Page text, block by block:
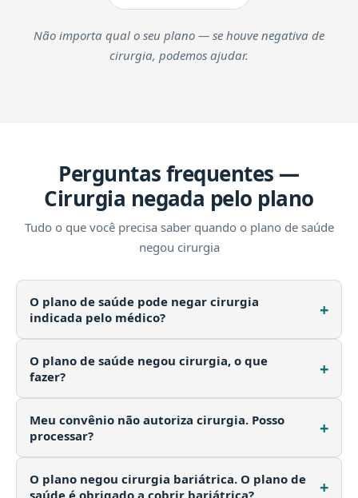
Não importa qual o seu plano — se houve negativa de
cirurgia, podemos ajudar.
Perguntas frequentes —
Cirurgia negada pelo plano
Tudo o que você precisa saber quando o plano de saúde
negou cirurgia
O plano de saúde pode negar cirurgia
indicada pelo médico?
médica e está dentro da cobertura contratual, o plano
os direitos do paciente. Se o seu plano de saúde
O plano de saúde negou cirurgia, o que
fazer?
negativa por escrito (e-mail, carta, protocolo), o
relatório médico com indicação da cirurgia e seus
especializada. No Quero Direito Saúde,
Meu convênio não autoriza cirurgia. Posso
processar?
médico indicou, você pode buscar na Justiça uma
O plano negou cirurgia bariátrica. O plano de
saúde é obrigado a cobrir bariátrica?